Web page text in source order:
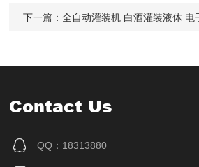
下一篇：全自动灌装机 白酒灌装液体 电
Contact Us
QQ：18313880